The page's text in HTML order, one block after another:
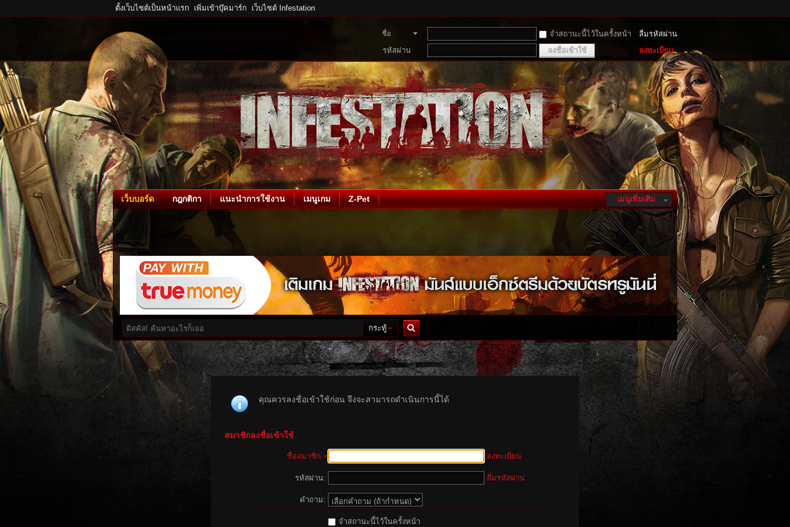
ตั้งเว็บไซต์เป็นหน้าแรก เพิ่มเข้าบุ๊คมาร์ก เว็บไซต์ Infestation
ชื่อ
สมาชิก
จำสถานะนี้ไว้ในครั้งหน้า
ลืมรหัสผ่าน
รหัสผ่าน
ลงชื่อเข้าใช้ ลงทะเบียน
เมนูเพิ่มเติม
เว็บบอร์ด กฎกติกา แนะนำการใช้งาน เมนูเกม Z-Pet
กระทู้
ค้นหา
คุณควรลงชื่อเข้าใช้ก่อน จึงจะสามารถดำเนินการนี้ได้
สมาชิกลงชื่อเข้าใช้
ชื่อสมาชิก ลงทะเบียน
รหัสผ่าน: ลืมรหัสผ่าน
คำถาม:
จำสถานะนี้ไว้ในครั้งหน้า